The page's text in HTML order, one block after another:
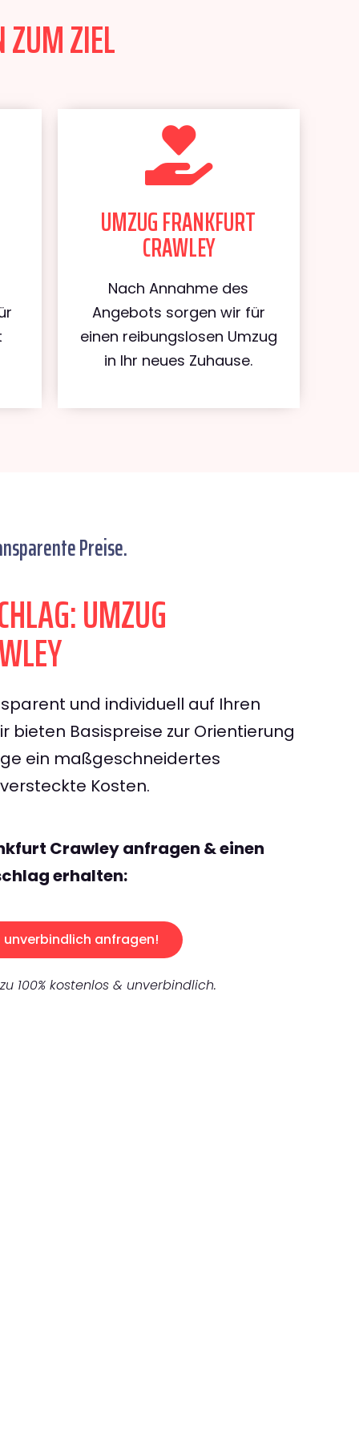
ZIEL
UMZUG FRANKFURT
CRAWLEY
Nach Annahme des
Angebots sorgen wir für
einen reibungslosen Umzug
in Ihr neues Zuhause.
Preise.
UMZUG
und individuell auf Ihren
bieten Basispreise zur Orientierung
ein maßgeschneidertes
Kosten.
Crawley anfragen & einen
erhalten:
unverbindlich anfragen!
100% kostenlos & unverbindlich.